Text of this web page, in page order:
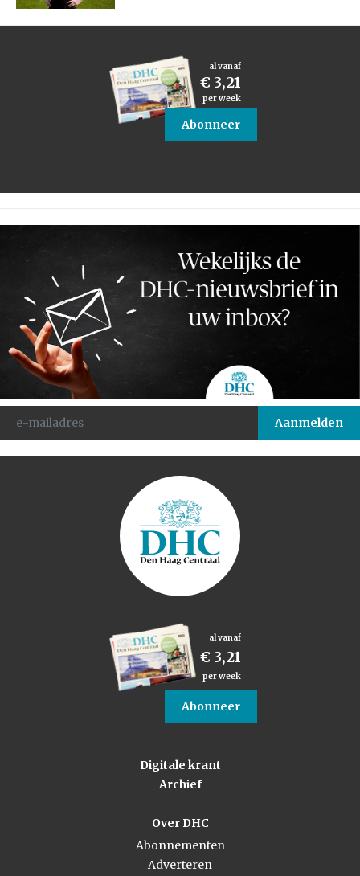
al vanaf
€ 3,21
per week
Abonneer
al vanaf
€ 3,21
per week
Abonneer
Digitale krant
Archief
Over DHC
Abonnementen
Adverteren